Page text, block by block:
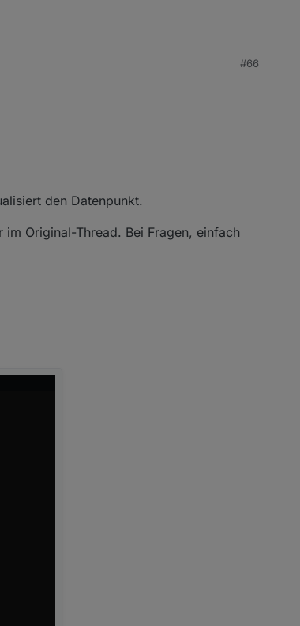
#66
den Datenpunkt.
Original-Thread. Bei Fragen, einfach